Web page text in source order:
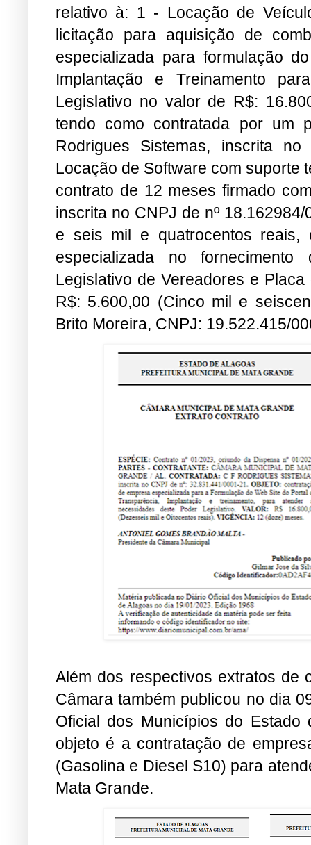
relativo à: 1 - Locação de
licitação para aquisição de
especializada para formulação
Implantação e Treinamento
Legislativo no valor de R$:
tendo como contratada por um
Rodrigues Sistemas, inscrita
Locação de Software com suporte
contrato de 12 meses firmado
inscrita no CNPJ de nº
e seis mil e quatrocentos
especializada no fornecimento
Legislativo de Vereadores e
R$: 5.600,00 (Cinco mil e
Brito Moreira, CNPJ: 19.522.415/
Além dos respectivos extratos de
Câmara também publicou no dia
Oficial dos Municípios do
objeto é a contratação de
(Gasolina e Diesel S10) para
Mata Grande.